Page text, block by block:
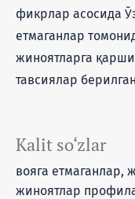
Kalit so‘zlar
вояга етмаганлар,
жиноятлар
фикрлар асосида
етмаганлар
жиноятларга
тавсиялар